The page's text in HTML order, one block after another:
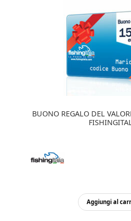
BUONO REGALO DEL
Aggiungi al